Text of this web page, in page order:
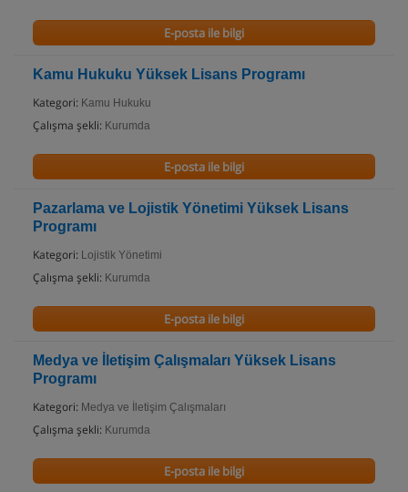
E-posta ile bilgi
Kamu Hukuku Yüksek Lisans Programı
Kategori: Kamu Hukuku
Çalışma şekli: Kurumda
E-posta ile bilgi
Pazarlama ve Lojistik Yönetimi Yüksek Lisans
Programı
Kategori: Lojistik Yönetimi
Çalışma şekli: Kurumda
E-posta ile bilgi
Medya ve İletişim Çalışmaları Yüksek Lisans
Programı
Kategori: Medya ve İletişim Çalışmaları
Çalışma şekli: Kurumda
E-posta ile bilgi